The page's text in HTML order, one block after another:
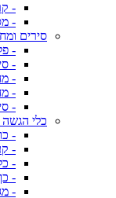
-
-
סירים
-
-
-
-
-
כלי הגשה
-
-
-
-
-